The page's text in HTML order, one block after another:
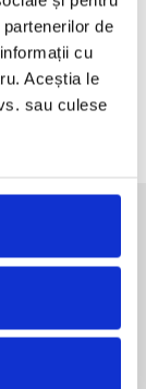
de
cu
Aceștia le
sau culese
benzile
de moda
eveniment